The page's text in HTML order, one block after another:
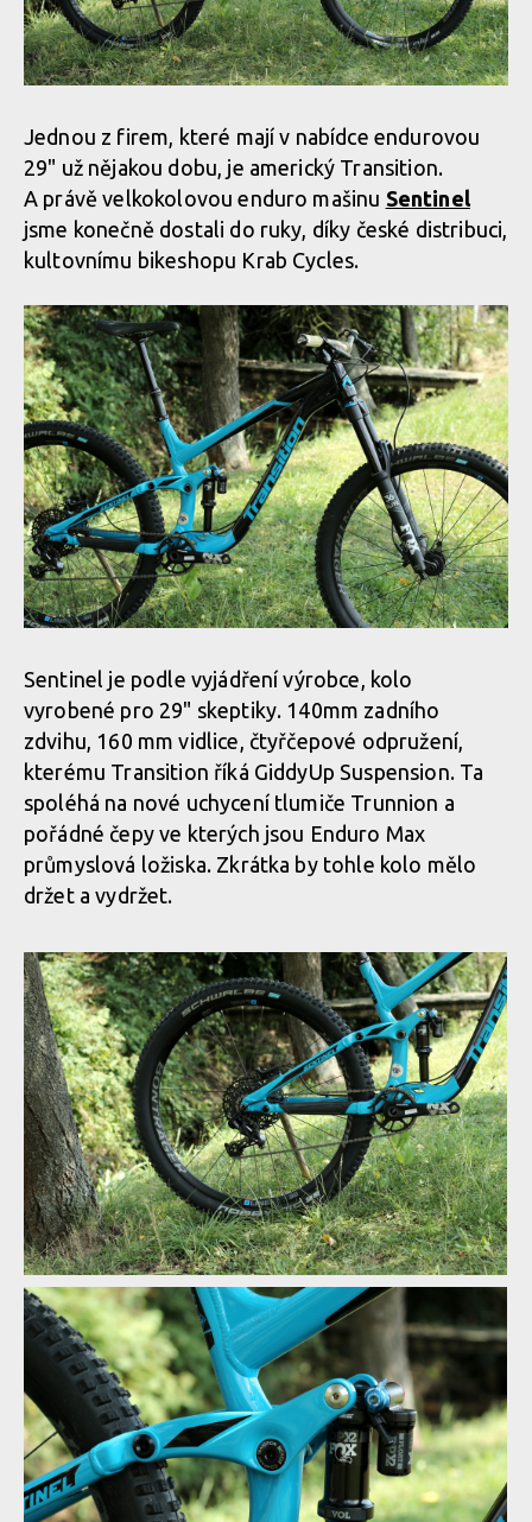
Jednou z firem, které mají v nabídce endurovou
29" už nějakou dobu, je americký Transition.
A právě velkokolovou enduro mašinu Sentinel
jsme konečně dostali do ruky, díky české distribuci,
kultovnímu bikeshopu Krab Cycles.
Sentinel je podle vyjádření výrobce, kolo
vyrobené pro 29" skeptiky. 140mm zadního
zdvihu, 160 mm vidlice, čtyřčepové odpružení,
kterému Transition říká GiddyUp Suspension. Ta
spoléhá na nové uchycení tlumiče Trunnion a
pořádné čepy ve kterých jsou Enduro Max
průmyslová ložiska. Zkrátka by tohle kolo mělo
držet a vydržet.
Test: Transition Sentinel - kolo vyrobené pro 29
Test: Transition Sentinel - kolo vyrobené pro 29
Test: Transition Sentinel - kolo vyrobené pro 29